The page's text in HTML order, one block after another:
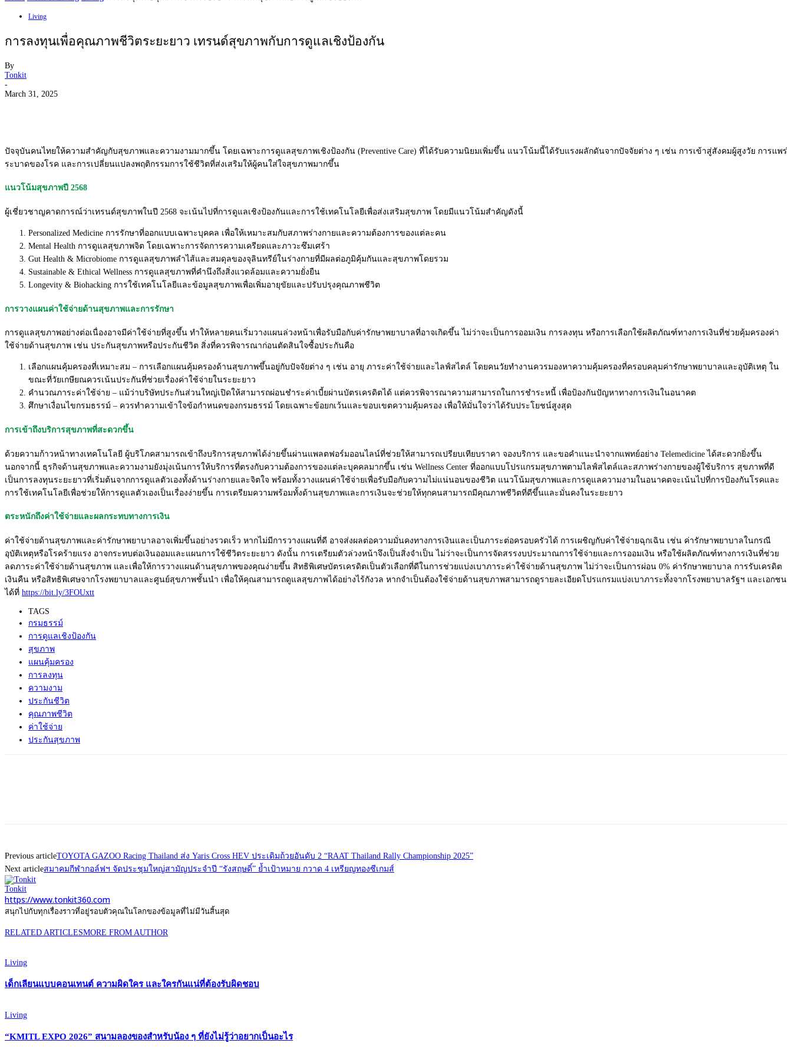
Living
การลงทุนเพื่อคุณภาพชีวิตระยะยาว เทรนด์สุขภาพกับการดูแลเชิงป้องกัน
By
Tonkit
-
March 31, 2025
ปัจจุบันคนไทยให้ความสำคัญกับสุขภาพและความงามมากขึ้น โดยเฉพาะการดูแลสุขภาพเชิงป้ องกัน (Preventive Care) ที่ได้รับความนิยมเพิ่มขึ้น แนวโน้มนี้ได้รับแรงผลักดันจากปัจจัยต่าง ๆ เช่น การเข้าสู่สังคมผู้สูงวัย การแพร่
ระบาดของโรค และการเปลี่ยนแปลงพฤติกรรมการใช้ชีวิตที่ส่งเสริมให้ผู้คนใส่ใจสุขภาพมากขึ้น
แนวโน้มสุขภาพปี 2568
ผู้เชี่ยวชาญคาดการณ์ว่าเทรนด์สุขภาพในปี 2568 จะเน้นไปที่การดูแลเชิงป้องกันและการใช้เทคโนโลยีเพื่อส่งเสริมสุขภาพ โดยมีแนวโน้มสำคัญดังนี้
Personalized Medicine การรักษาที่ออกแบบเฉพาะบุคคล เพื่อให้เหมาะสมกับสภาพร่างกายและความต้องการของแต่ละคน
Mental Health การดูแลสุขภาพจิต โดยเฉพาะการจัดการความเครียดและภาวะซึมเศร้า
Gut Health & Microbiome การดูแลสุขภาพลำไส้และสมดุลของจุลินทรีย์ในร่างกายที่มีผลต่อภูมิคุ้มกันและสุขภาพโดยรวม
Sustainable & Ethical Wellness การดูแลสุขภาพที่คำนึงถึงสิ่งแวดล้อมและความยั่งยืน
Longevity & Biohacking การใช้เทคโนโลยีและข้อมูลสุขภาพเพื่อเพิ่มอายุขัยและปรับปรุงคุณภาพชีวิต
การวางแผนค่าใช้จ่ายด้านสุขภาพและการรักษา
การดูแลสุขภาพอย่างต่อเนื่องอาจมีค่าใช้จ่ายที่สูงขึ้น ทำให้หลายคนเริ่มวางแผนล่วงหน้าเพื่อรับมือกับค่ารักษาพยาบาลที่อาจเกิดขึ้น ไม่ว่าจะเป็นการออมเงิน การลงทุน หรือการเลือกใช้ผลิตภัณฑ์ทางการเงินที่ช่วยคุ้มครองค่า
ใช้จ่ายด้านสุขภาพ เช่น ประกันสุขภาพหรือประกันชีวิต สิ่งที่ควรพิจารณาก่อนตัดสินใจซื้อประกันคือ
เลือกแผนคุ้มครองที่เหมาะสม – การเลือกแผนคุ้มครองด้านสุขภาพขึ้นอยู่กับปัจจัยต่าง ๆ เช่น อายุ ภาระค่าใช้จ่ายและไลฟ์สไตล์ โดยคนวัยทำงานควรมองหาความคุ้มครองที่ครอบคลุมค่ารักษาพยาบาลและอุบัติเหตุ ใน
ขณะที่วัยเกษียณควรเน้นประกันที่ช่วยเรื่องค่าใช้จ่ายในระยะยาว
คำนวณภาระค่าใช้จ่าย – แม้ว่าบริษัทประกันส่วนใหญ่เปิ ดให้สามารถผ่อนชำระค่าเบี้ยผ่านบัตรเครดิตได้ แต่ควรพิจารณาความสามารถในการชำระหนี้ เพื่อป้องกันปัญหาทางการเงินในอนาคต
ศึกษาเงื่อนไขกรมธรรม์ – ควรทำความเข้าใจข้อกำหนดของกรมธรรม์ โดยเฉพาะข้อยกเว้นและขอบเขตความคุ้มครอง เพื่อให้มั่นใจว่าได้รับประโยชน์สูงสุด
การเข้าถึงบริการสุขภาพที่สะดวกขึ้น
ด้วยความก้าวหน้าทางเทคโนโลยี ผู้บริโภคสามารถเข้าถึงบริการสุขภาพได้ง่ายขึ้นผ่านแพลตฟอร์มออนไลน์ที่ช่วยให้สามารถเปรียบเทียบราคา จองบริการ และขอคำแนะนำจากแพทย์อย่าง Telemedicine ได้สะดวกยิ่งขึ้น
นอกจากนี้ ธุรกิจด้านสุขภาพและความงามยังมุ่งเน้นการให้บริการที่ตรงกับความต้องการของแต่ละบุคคลมากขึ้น เช่น Wellness Center ที่ออกแบบโปรแกรมสุขภาพตามไลฟ์สไตล์และสภาพร่างกายของผู้ใช้บริการ สุขภาพที่ดี
เป็นการลงทุนระยะยาวที่เริ่มต้นจากการดูแลตัวเองทั้งด้านร่างกายและจิตใจ พร้อมทั้งวางแผนค่าใช้จ่ายเพื่อรับมือกับความไม่แน่นอนของชีวิต แนวโน้มสุขภาพและการดูแลความงามในอนาคตจะเน้นไปที่การป้องกันโรคและ
การใช้เทคโนโลยีเพื่อช่วยให้การดูแลตัวเองเป็นเรื่องง่ายขึ้น การเตรียมความพร้อมทั้งด้านสุขภาพและการเงินจะช่วยให้ทุกคนสามารถมีคุณภาพชีวิตที่ดีขึ้นและมั่นคงในระยะยาว
ตระหนักถึงค่าใช้จ่ายและผลกระทบทางการเงิน
ค่าใช้จ่ายด้านสุขภาพและค่ารักษาพยาบาลอาจเพิ่มขึ้นอย่างรวดเร็ว หากไม่มีการวางแผนที่ดี อาจส่งผลต่อความมั่นคงทางการเงินและเป็นภาระต่อครอบครัวได้ การเผชิญกับค่าใช้จ่ายฉุกเฉิน เช่น ค่ารักษาพยาบาลในกรณี
อุบัติเหตุหรือโรคร้ายแรง อาจกระทบต่อเงินออมและแผนการใช้ชีวิตระยะยาว ดังนั้น การเตรียมตัวล่วงหน้าจึงเป็นสิ่งจำเป็น ไม่ว่าจะเป็นการจัดสรรงบประมาณการใช้จ่ายและการออมเงิน หรือใช้ผลิตภัณฑ์ทางการเงินที่ช่วย
ลดภาระค่าใช้จ่ายด้านสุขภาพ และเพื่อให้การวางแผนด้านสุขภาพของคุณง่ายขึ้น สิทธิพิเศษบัตรเครดิตเป็นตัวเลือกที่ดีในการช่วยแบ่งเบาภาระค่าใช้จ่ายด้านสุขภาพ ไม่ว่าจะเป็นการผ่อน 0% ค่ารักษาพยาบาล การรับเครดิต
เงินคืน หรือสิทธิพิเศษจากโรงพยาบาลและศูนย์สุขภาพชั้นนำ เพื่อให้คุณสามารถดูแลสุขภาพได้อย่างไร้กังวล หากจำเป็นต้องใช้จ่ายด้านสุขภาพสามารถดูรายละเอียดโปรแกรมแบ่งเบาภาระทั้งจากโรงพยาบาลรัฐฯ และเอกชน
ได้ที่ https://bit.ly/3FOUxtt
TAGS
กรมธรรม์
การดูแลเชิงป้องกัน
สุขภาพ
แผนคุ้มครอง
การลงทุน
ความงาม
ประกันชีวิต
คุณภาพชีวิต
ค่าใช้จ่าย
ประกันสุขภาพ
Previous articleTOYOTA GAZOO Racing Thailand ส่ง Yaris Cross HEV ประเดิมถ้วยอันดับ 2 “RAAT Thailand Rally Championship 2025”
Next articleสมาคมกีฬากอล์ฟฯ จัดประชุมใหญ่สามัญประจำปี “รังสฤษดิ์” ย้ำเป้าหมาย กวาด 4 เหรียญทองซีเกมส์
Tonkit
https://www.tonkit360.com
สนุกไปกับทุกเรื่องราวที่อยู่รอบตัวคุณในโลกของข้อมูลที่ไม่มีวันสิ้นสุด
RELATED ARTICLESMORE FROM AUTHOR
Living
เด็กเลียนแบบคอนเทนต์ ความผิดใคร และใครกันแน่ที่ต้องรับผิดชอบ
Living
“KMITL EXPO 2026” สนามลองของสำหรับน้อง ๆ ที่ยังไม่รู้ว่าอยากเป็นอะไร